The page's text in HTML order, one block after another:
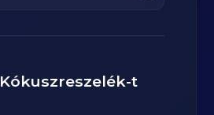
Kókuszreszelék-t